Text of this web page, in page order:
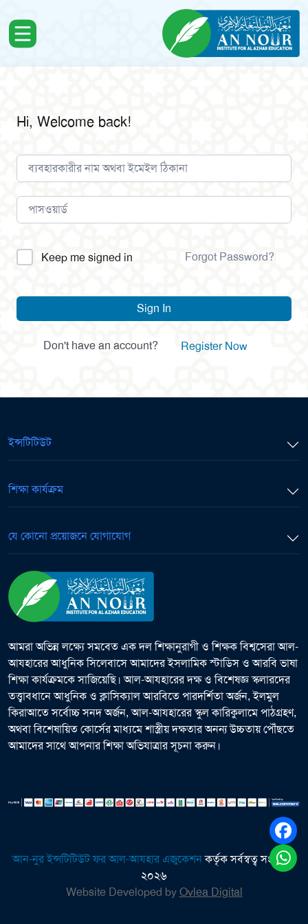
Hi, Welcome back!
Alternative:
Keep me signed in Forgot Password?
Sign In
Don't have an account? Register Now
ইন্সটিটিউট
শিক্ষা কার্যক্রম
যে কোনো প্রয়োজনে যোগাযোগ
আমরা অভিন্ন লক্ষ্যে সমবেত এক দল শিক্ষানুরাগী ও শিক্ষক বিশ্বসেরা আল-
আযহারের আধুনিক সিলেবাসে আমাদের ইসলামিক স্টাডিস ও আরবি ভাষা
শিক্ষা কার্যক্রমকে সাজিয়েছি। আল-আযহারের দক্ষ ও বিশেষজ্ঞ স্কলারদের
তত্ত্বাবধানে আধুনিক ও ক্লাসিক্যাল আরবিতে পারদর্শিতা অর্জন, ইলমুল
কিরাআতে সর্বোচ্চ সনদ অর্জন, আল-আযহারের স্কুল কারিকুলামে পাঠগ্রহণ,
অথবা বিশেষায়িত কোর্সের মাধ্যমে শাস্ত্রীয় দক্ষতার অনন্য উচ্চতায় পৌঁছতে
আমাদের সাথে আপনার শিক্ষা অভিযাত্রার সূচনা করুন।
আন-নুর ইন্সটিটিউট ফর আল-আযহার এজুকেশনকর্তৃক সর্বস্বত্ব সংরক্ষিত
২০২৬
Website Developed byOvlea Digital